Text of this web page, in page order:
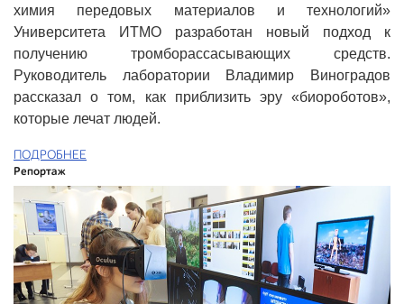
химия передовых материалов и технологий»
Университета ИТМО разработан новый подход к
получению тромборассасывающих средств.
Руководитель лаборатории Владимир Виноградов
рассказал о том, как приблизить эру «биороботов»,
которые лечат людей.
ПОДРОБНЕЕ
Репортаж